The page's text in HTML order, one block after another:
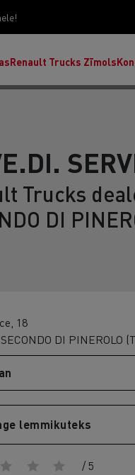
Renault Trucks Zīmols
Trucks
DI
18
DI PINEROLO
lemmikuteks
/ 5